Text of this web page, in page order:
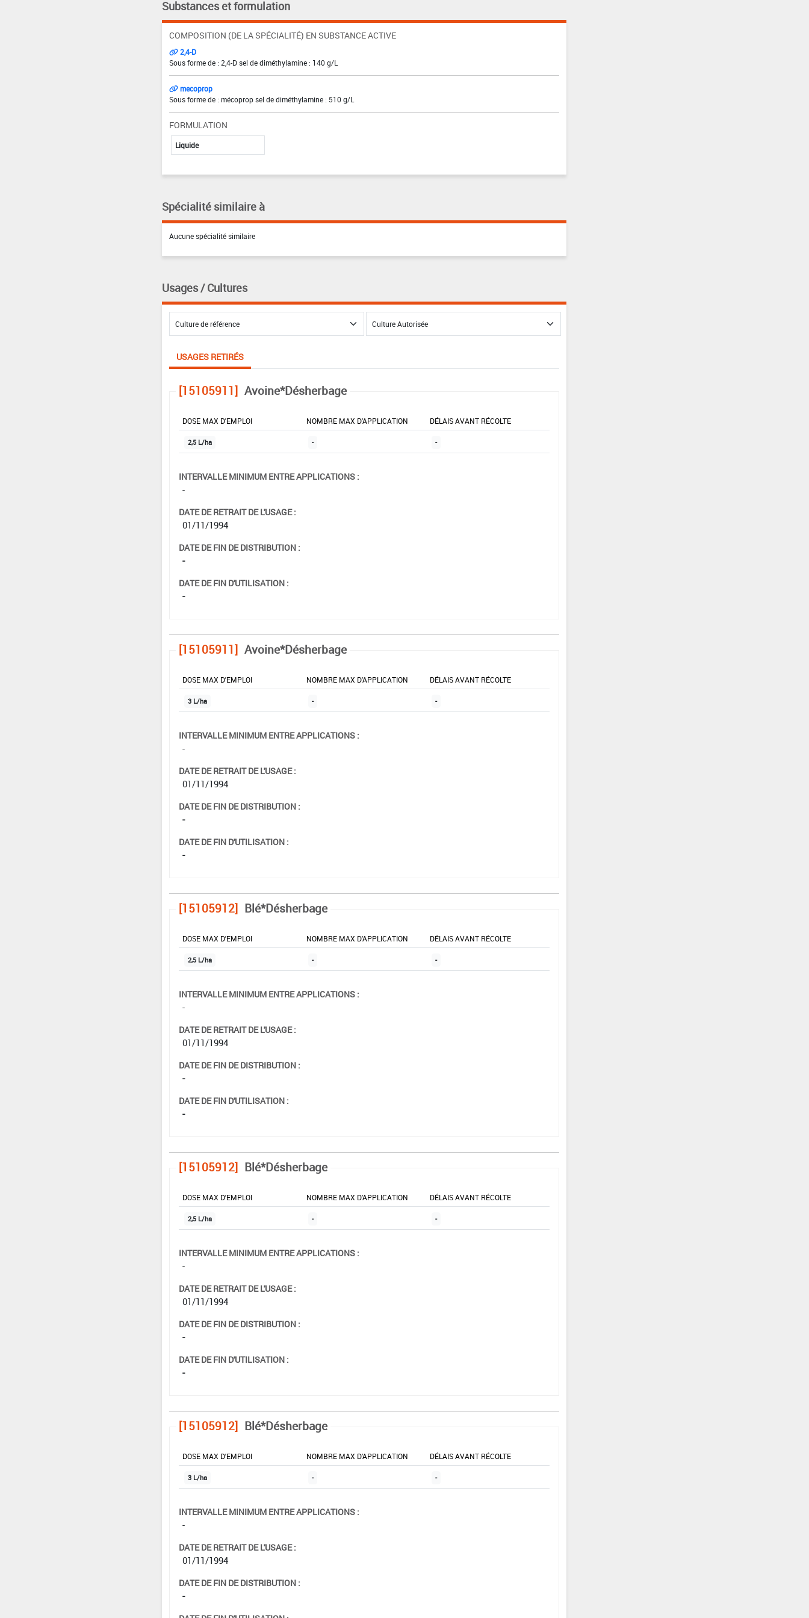
Substances et formulation
COMPOSITION (DE LA SPÉCIALITÉ) EN SUBSTANCE ACTIVE
2,4-D
Sous forme de : 2,4-D sel de diméthylamine : 140 g/L
mecoprop
Sous forme de : mécoprop sel de diméthylamine : 510 g/L
FORMULATION
Liquide
Spécialité similaire à
Aucune spécialité similaire
Usages / Cultures
USAGES RETIRÉS
[15105911] Avoine*Désherbage
DOSE MAX D'EMPLOI NOMBRE MAX D'APPLICATION DÉLAIS AVANT RÉCOLTE
2,5 L/ha - -
INTERVALLE MINIMUM ENTRE APPLICATIONS :
-
DATE DE RETRAIT DE L'USAGE :
01/11/1994
DATE DE FIN DE DISTRIBUTION :
-
DATE DE FIN D'UTILISATION :
-
[15105911] Avoine*Désherbage
DOSE MAX D'EMPLOI NOMBRE MAX D'APPLICATION DÉLAIS AVANT RÉCOLTE
3 L/ha - -
INTERVALLE MINIMUM ENTRE APPLICATIONS :
-
DATE DE RETRAIT DE L'USAGE :
01/11/1994
DATE DE FIN DE DISTRIBUTION :
-
DATE DE FIN D'UTILISATION :
-
[15105912] Blé*Désherbage
DOSE MAX D'EMPLOI NOMBRE MAX D'APPLICATION DÉLAIS AVANT RÉCOLTE
2,5 L/ha - -
INTERVALLE MINIMUM ENTRE APPLICATIONS :
-
DATE DE RETRAIT DE L'USAGE :
01/11/1994
DATE DE FIN DE DISTRIBUTION :
-
DATE DE FIN D'UTILISATION :
-
[15105912] Blé*Désherbage
DOSE MAX D'EMPLOI NOMBRE MAX D'APPLICATION DÉLAIS AVANT RÉCOLTE
2,5 L/ha - -
INTERVALLE MINIMUM ENTRE APPLICATIONS :
-
DATE DE RETRAIT DE L'USAGE :
01/11/1994
DATE DE FIN DE DISTRIBUTION :
-
DATE DE FIN D'UTILISATION :
-
[15105912] Blé*Désherbage
DOSE MAX D'EMPLOI NOMBRE MAX D'APPLICATION DÉLAIS AVANT RÉCOLTE
3 L/ha - -
INTERVALLE MINIMUM ENTRE APPLICATIONS :
-
DATE DE RETRAIT DE L'USAGE :
01/11/1994
DATE DE FIN DE DISTRIBUTION :
-